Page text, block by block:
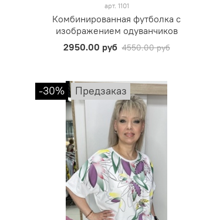
арт. 1101
Комбинированная футболка с
изображением одуванчиков
2950.00 руб 4550.00 руб
-30% Предзаказ